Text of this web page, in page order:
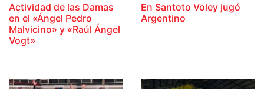
Actividad de las Damas
en el «Ángel Pedro
Malvicino» y «Raúl Ángel
Vogt»
En Santoto Voley jugó
Argentino